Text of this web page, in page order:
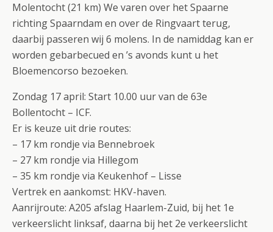
Molentocht (21 km) We varen over het Spaarne
richting Spaarndam en over de Ringvaart terug,
daarbij passeren wij 6 molens. In de namiddag kan er
worden gebarbecued en ’s avonds kunt u het
Bloemencorso bezoeken.
Zondag 17 april: Start 10.00 uur van de 63e
Bollentocht – ICF.
Er is keuze uit drie routes:
– 17 km rondje via Bennebroek
– 27 km rondje via Hillegom
– 35 km rondje via Keukenhof – Lisse
Vertrek en aankomst: HKV-haven.
Aanrijroute: A205 afslag Haarlem-Zuid, bij het 1e
verkeerslicht linksaf, daarna bij het 2e verkeerslicht